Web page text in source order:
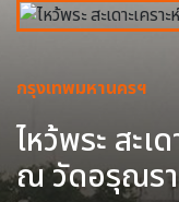
กรุงเทพมหานครฯ
ไหว้พระ สะเ
ณ วัดอรุณรา